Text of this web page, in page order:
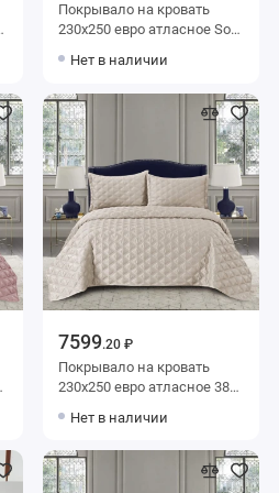
Покрывало на кровать
230х250 евро атласное Sofi
Нет в наличии
7599.20 ₽
Покрывало на кровать
230х250 евро атласное 380
Нет в наличии